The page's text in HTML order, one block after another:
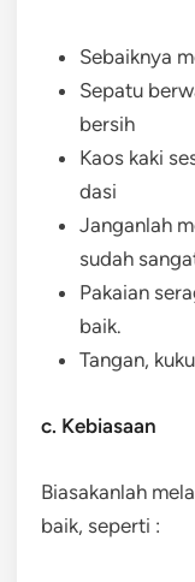
Sebaiknya
Sepatu
bersih
Kaos kaki
dasi
Janganlah
sudah
Pakaian
baik.
Tangan,
c. Kebiasaan
Biasakanlah
baik, seperti :